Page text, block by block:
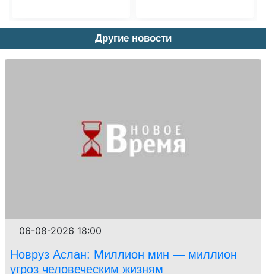
Другие новости
06-08-2026 18:00
Новруз Аслан: Миллион мин — миллион
угроз человеческим жизням